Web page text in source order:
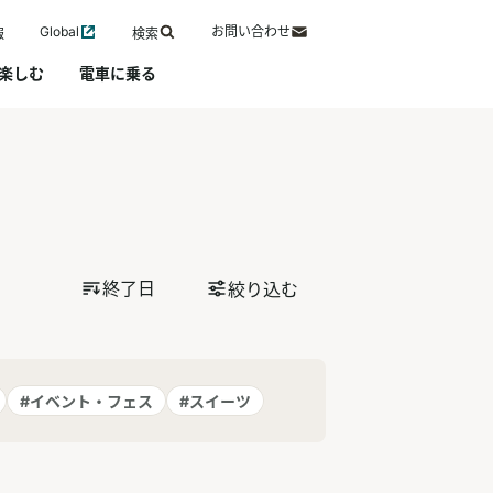
Global 検索 お問い合わせ
しむ 電車に乗る
終了日 絞り込む
#イベント・フェス #スイーツ